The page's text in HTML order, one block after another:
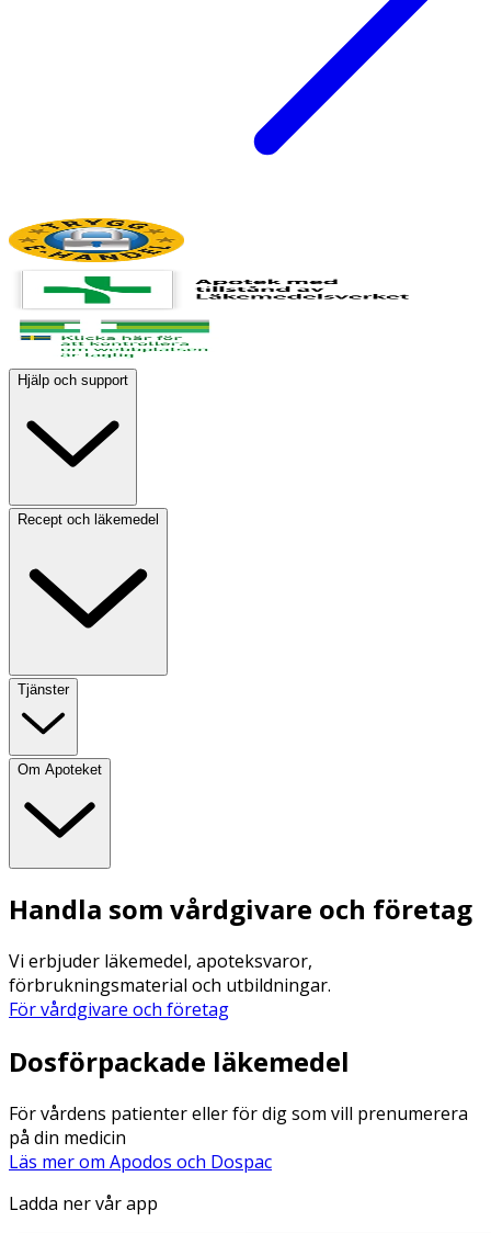
Hjälp och support
Recept och läkemedel
Tjänster
Om Apoteket
Handla som vårdgivare och företag
Vi erbjuder läkemedel, apoteksvaror,
förbrukningsmaterial och utbildningar.
För vårdgivare och företag
Dosförpackade läkemedel
För vårdens patienter eller för dig som vill prenumerera
på din medicin
Läs mer om Apodos och Dospac
Ladda ner vår app